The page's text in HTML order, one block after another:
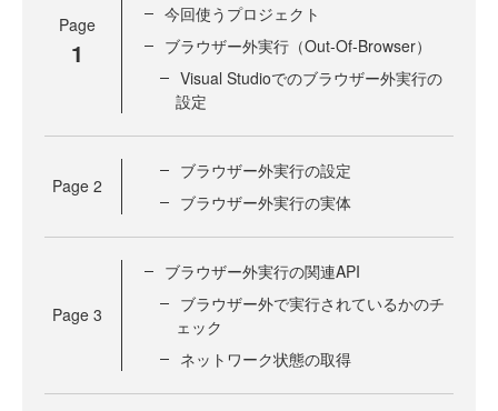
Page
1
今回使うプロジェクト
ブラウザー外実行（Out-Of-Browser）
Visual Studioでのブラウザー外実行の
設定
Page 2
ブラウザー外実行の設定
ブラウザー外実行の実体
Page 3
ブラウザー外実行の関連API
ブラウザー外で実行されているかのチ
ェック
ネットワーク状態の取得